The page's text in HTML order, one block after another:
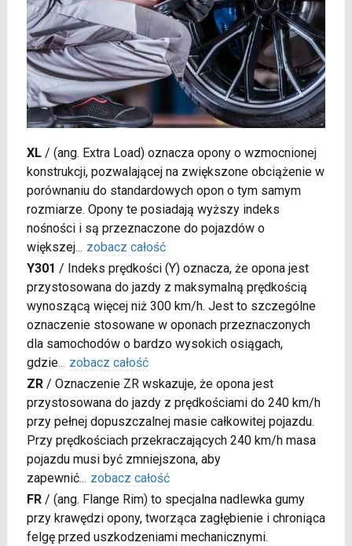
XL/ (ang. Extra Load) oznacza opony o wzmocnionej
konstrukcji, pozwalającej na zwiększone obciążenie w
porównaniu do standardowych opon o tym samym
rozmiarze. Opony te posiadają wyższy indeks
nośności i są przeznaczone do pojazdów o
większej... zobacz całość
Y301 / Indeks prędkości (Y) oznacza, że opona jest
przystosowana do jazdy z maksymalną prędkością
wynoszącą więcej niż 300 km/h. Jest to szczególne
oznaczenie stosowane w oponach przeznaczonych
dla samochodów o bardzo wysokich osiągach,
gdzie... zobacz całość
ZR/ Oznaczenie ZR wskazuje, że opona jest
przystosowana do jazdy z prędkościami do 240 km/h
przy pełnej dopuszczalnej masie całkowitej pojazdu.
Przy prędkościach przekraczających 240 km/h masa
pojazdu musi być zmniejszona, aby
zapewnić... zobacz całość
FR/ (ang. Flange Rim) to specjalna nadlewka gumy
przy krawędzi opony, tworząca zagłębienie i chroniąca
felgę przed uszkodzeniami mechanicznymi.